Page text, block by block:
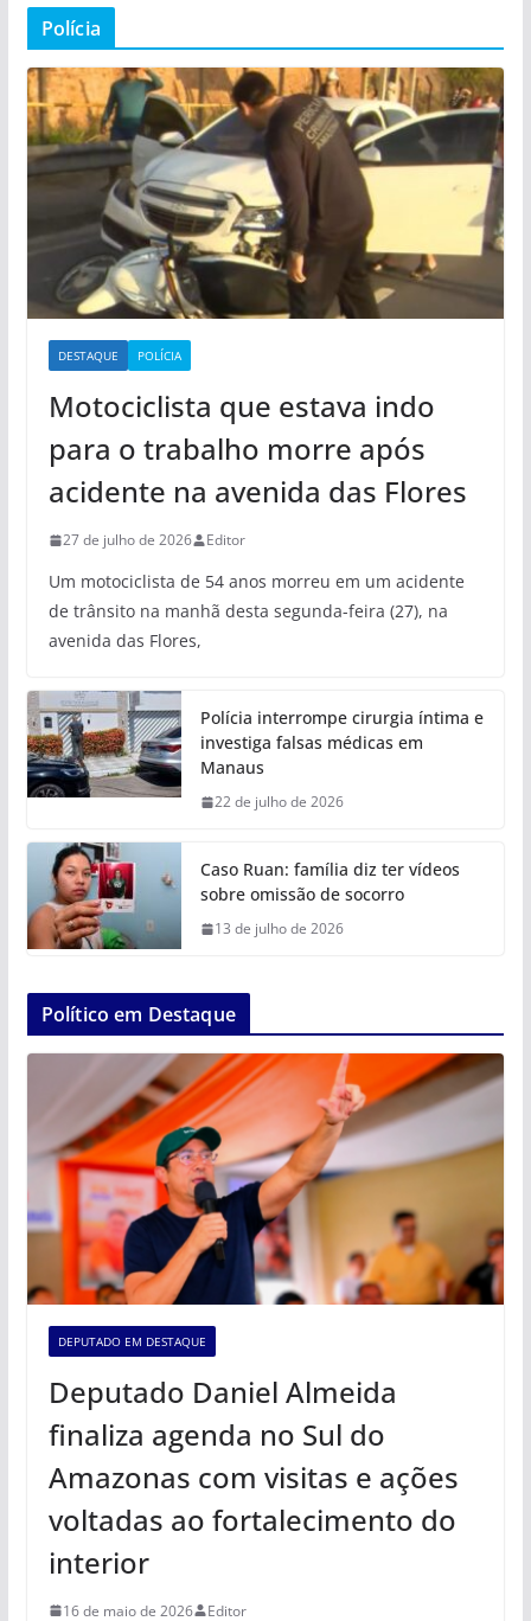
Polícia
DESTAQUE POLÍCIA
Motociclista que estava indo
para o trabalho morre após
acidente na avenida das Flores
27 de julho de 2026 Editor
Um motociclista de 54 anos morreu em um acidente
de trânsito na manhã desta segunda-feira (27), na
avenida das Flores,
Polícia interrompe cirurgia íntima e
investiga falsas médicas em
Manaus
22 de julho de 2026
Caso Ruan: família diz ter vídeos
sobre omissão de socorro
13 de julho de 2026
Político em Destaque
DEPUTADO EM DESTAQUE
Deputado Daniel Almeida
finaliza agenda no Sul do
Amazonas com visitas e ações
voltadas ao fortalecimento do
interior
16 de maio de 2026 Editor